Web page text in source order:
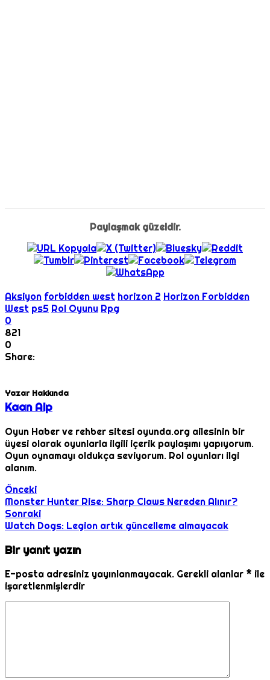
Paylaşmak güzeldir.
Aksiyon forbidden west horizon 2 Horizon Forbidden
West ps5 Rol Oyunu Rpg
0
821
0
Share:
Yazar Hakkında
Kaan Alp
Oyun Haber ve rehber sitesi oyunda.org ailesinin bir
üyesi olarak oyunlarla ilgili içerik paylaşımı yapıyorum.
Oyun oynamayı oldukça seviyorum. Rol oyunları ilgi
alanım.
Önceki
Monster Hunter Rise: Sharp Claws Nereden Alınır?
Sonraki
Watch Dogs: Legion artık güncelleme almayacak
Bir yanıt yazın
E-posta adresiniz yayınlanmayacak. Gerekli alanlar * ile
işaretlenmişlerdir